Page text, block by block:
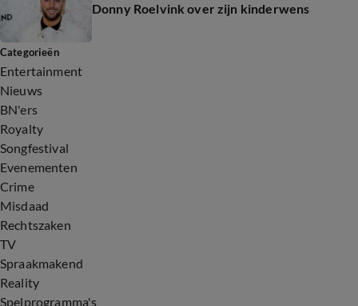
Donny Roelvink over zijn kinderwens
Categorieën
Entertainment
Nieuws
BN'ers
Royalty
Songfestival
Evenementen
Crime
Misdaad
Rechtszaken
TV
Spraakmakend
Reality
Spelprogramma's